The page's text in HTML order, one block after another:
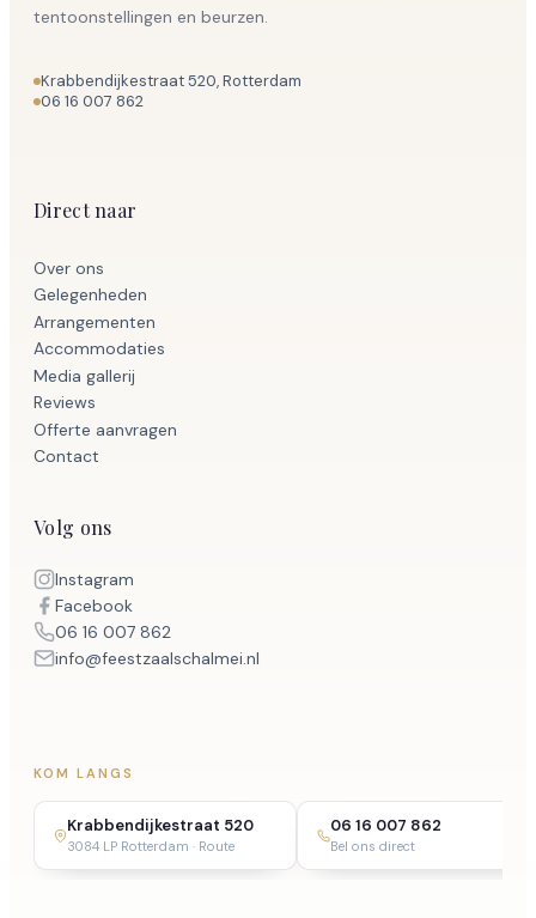
tentoonstellingen en beurzen.
Krabbendijkestraat 520, Rotterdam
06 16 007 862
Direct naar
Over ons
Gelegenheden
Arrangementen
Accommodaties
Media gallerij
Reviews
Offerte aanvragen
Contact
Volg ons
Instagram
Facebook
06 16 007 862
info@feestzaalschalmei.nl
KOM LANGS
Krabbendijkestraat 520
3084 LP Rotterdam · Route
06 16 007 862
Bel ons direct